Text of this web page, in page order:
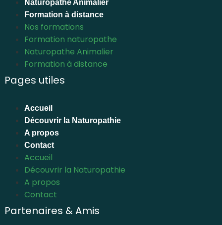
Naturopathe Animalier
Formation à distance
Nos formations
Formation naturopathe
Naturopathe Animalier
Formation à distance
Pages utiles
Accueil
Découvrir la Naturopathie
A propos
Contact
Accueil
Découvrir la Naturopathie
A propos
Contact
Partenaires & Amis